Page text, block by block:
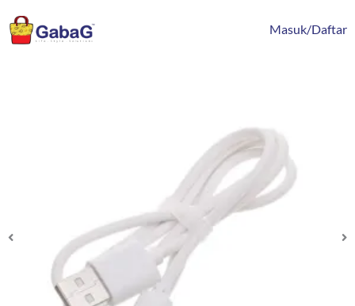
ke
konten
Masuk/Daftar